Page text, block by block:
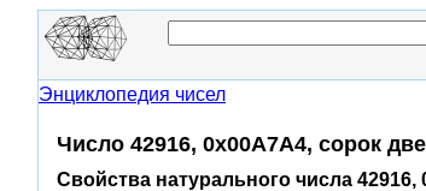
Энциклопедия чисел
Число 42916, 0x00A7A4, сорок
Свойства натурального числа 42916,